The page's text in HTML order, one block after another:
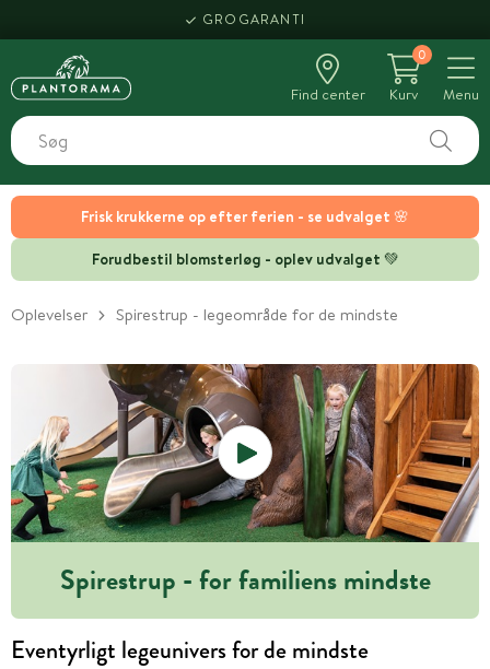
Frisk krukkerne op efter ferien - se udvalget 🌸
Forudbestil blomsterløg - oplev udvalget 💚
GROGARANTI
Find center
0
Kurv
Menu
Oplevelser Spirestrup - legeområde for de mindste
Spirestrup - for familiens mindste
Eventyrligt legeunivers for de mindste